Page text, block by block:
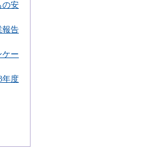
の安
報告
ケー
度